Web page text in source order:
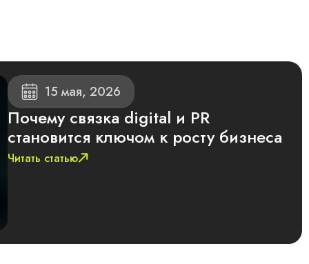
15 мая, 2026
Почему связка digital и PR
становится ключом к росту бизнеса
Читать статью